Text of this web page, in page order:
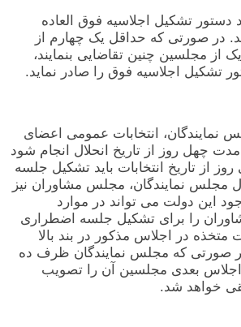
دستور تشکیل‏ اجلاسیه‏ فوق‏ العاده‏
در صورتی‏ که‏ حداقل‏ یک‏ چهارم‏ از
از مجلسین‏ چنین‏ تقاضایی‏ بنمایند،
تشکیل‏ اجلاسیه‏ فوق‏ را صادر نماید.
نمایندگان‏، انتخابات‏ عمومی‏ اعضای‏
چهل‏ روز از تاریخ‏ انحلال‏ انجام‏ شود
از تاریخ‏ انتخابات‏ باید تشکیل‏ جلسه‏
مجلس‏ نمایندگان‏، مجلس‏ مشاوران‏ نیز
این‏ دولت‏ می‏ تواند در موارد
را برای‏ تشکیل‏ جلسه‏ اضطراری‏
در اجلاس‏ مذکور در بند بالا
صورتی‏ که‏ مجلس‏ نمایندگان‏ ظرف‏ ده‏
بعدی‏ مجلسین‏ آن‏ را تصویب‏
خواهد شد.